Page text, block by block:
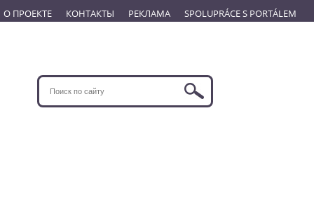
О ПРОЕКТЕ КОНТАКТЫ РЕКЛАМА SPOLUPRÁCE S PORTÁLEM